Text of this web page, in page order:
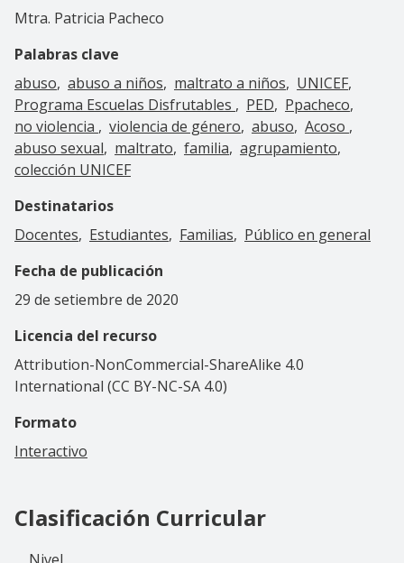
Mtra. Patricia Pacheco
Palabras clave
abuso abuso a niños maltrato a niños
UNICEF
Programa Escuelas Disfrutables
PED
Ppacheco
no violencia
violencia de género abuso Acoso
abuso sexual
maltrato familia agrupamiento
colección UNICEF
Destinatarios
Docentes
Estudiantes Familias
Público en general
Fecha de publicación
29 de setiembre de 2020
Licencia del recurso
Attribution-NonCommercial-ShareAlike 4.0
International (CC BY-NC-SA 4.0)
Formato
Interactivo
Clasificación Curricular